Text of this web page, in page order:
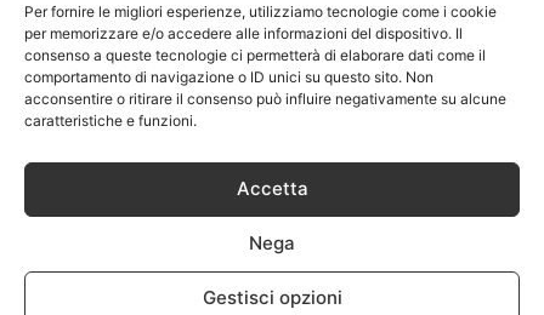
Per fornire le migliori esperienze, utilizziamo tecnologie come i cookie
per memorizzare e/o accedere alle informazioni del dispositivo. Il
consenso a queste tecnologie ci permetterà di elaborare dati come il
comportamento di navigazione o ID unici su questo sito. Non
acconsentire o ritirare il consenso può influire negativamente su alcune
caratteristiche e funzioni.
Accetta
Nega
Gestisci opzioni